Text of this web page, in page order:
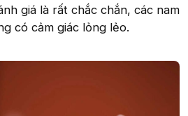
giá là rất chắc chắn, các nam
có cảm giác lỏng lẻo.